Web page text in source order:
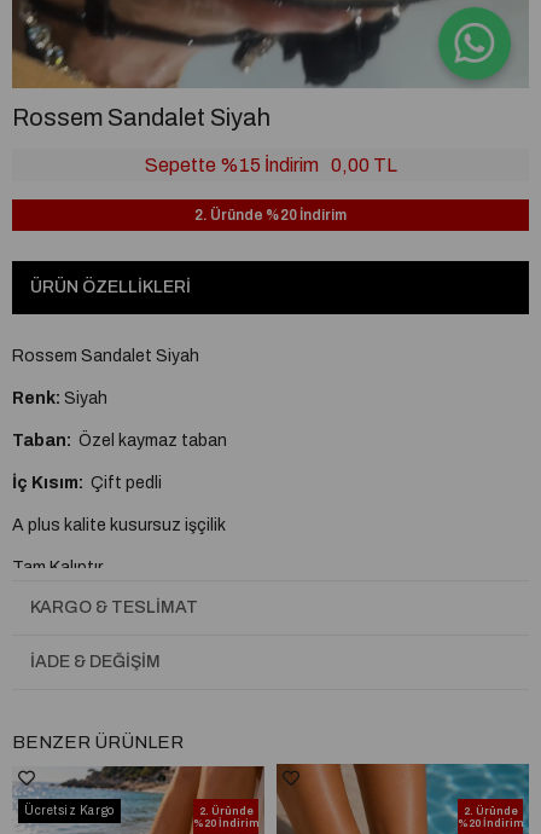
Rossem Sandalet Siyah
Sepette %15 İndirim 0,00 TL
2. Üründe %20 İndirim
ÜRÜN ÖZELLIKLERI
Rossem Sandalet Siyah
Renk: Siyah
Taban: Özel kaymaz taban
İç Kısım: Çift pedli
A plus kalite kusursuz işçilik
Tam Kalıptır.
Astar Materyali
Dış Materyal İthal Deri
KARGO & TESLIMAT
İADE & DEĞIŞIM
BENZER ÜRÜNLER
2. Üründe
%20 İndirim
Ücretsiz Kargo
2. Üründe
%20 İndirim